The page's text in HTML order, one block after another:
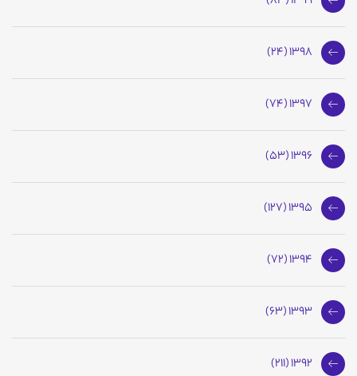
1398 (24)
1397 (74)
1396 (53)
1395 (127)
1394 (72)
1393 (63)
1392 (211)